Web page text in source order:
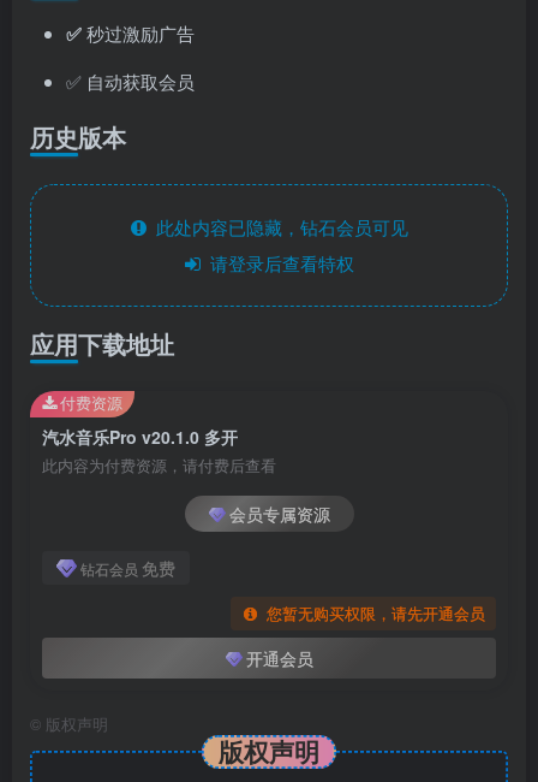
✅秒过激励广告
✅ 自动获取会员
历史版本
此处内容已隐藏，钻石会员可见
请登录后查看特权
应用下载地址
汽水音乐Pro v20.1.0 多开
此内容为付费资源，请付费后查看
会员专属资源
钻石会员 免费
您暂无购买权限，请先开通会员
开通会员
付费资源
© 版权声明
版权声明